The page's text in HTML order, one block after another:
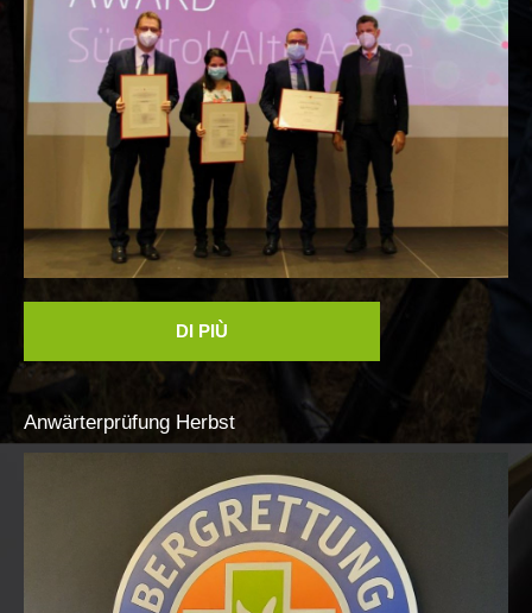
DI PIÙ
Anwärterprüfung Herbst